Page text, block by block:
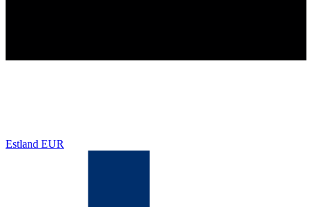
Estland EUR